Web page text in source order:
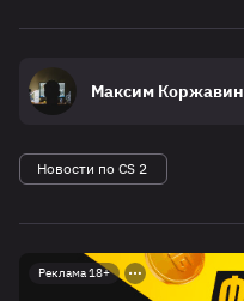
Максим Коржавин
Новости по CS 2
Реклама 18+